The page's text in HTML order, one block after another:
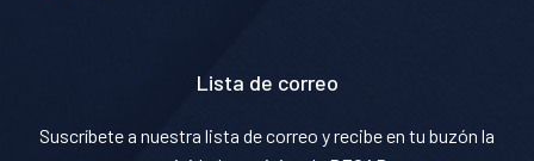
Lista de correo
Suscríbete a nuestra lista de correo y recibe en tu buzón la